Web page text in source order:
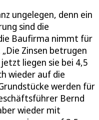
ungelegen, denn ein
sind die
Baufirma nimmt für
Zinsen betrugen
liegen sie bei 4,5
wieder auf die
werden für
Bernd
wieder mit